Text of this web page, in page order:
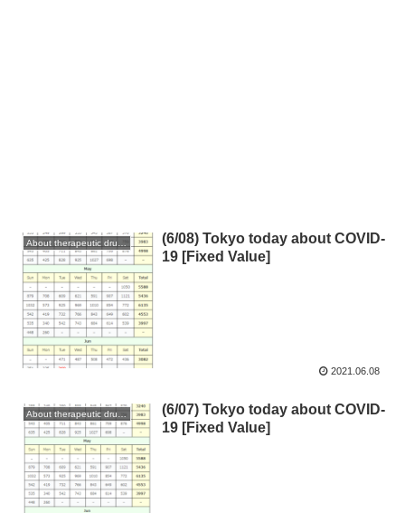
(6/08) Tokyo today about COVID-
19 [Fixed Value]
2021.06.08
About therapeutic drugs and vaccines
(6/07) Tokyo today about COVID-
19 [Fixed Value]